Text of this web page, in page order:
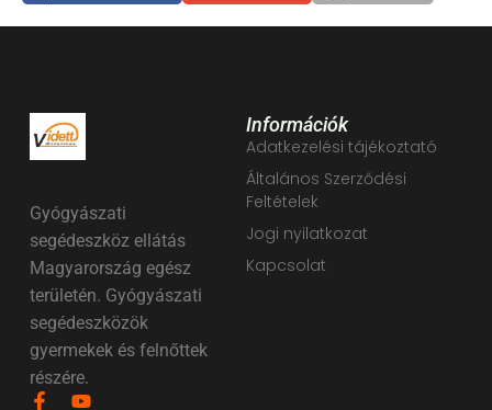
Gyógyászati
segédeszköz ellátás
Magyarország egész
területén. Gyógyászati
segédeszközök
gyermekek és felnőttek
részére.
Információk
Adatkezelési tájékoztató
Általános Szerződési
Feltételek
Jogi nyilatkozat
Kapcsolat